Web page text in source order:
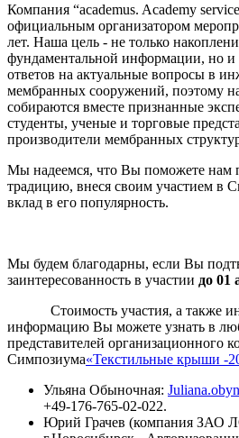
Компания “academus. Academy
официальным организатором
лет. Наша цель - не только
фундаментальной информации, но и
ответов на актуальные вопросы в
мембранных сооружений, поэтому
собираются вместе признанные
студенты, ученые и торговые
производители мембранных
Мы надеемся, что Вы поможете нам
традицию, внеся своим участием в
вклад в его популярность.
Мы будем благодарны, если Вы
заинтересованность в участии до 01
Стоимость участия, а также
информацию Вы можете узнать в
представителей организационного
Симпозиума«Текстильные крыши -
Ульяна Обыночная:
+49-176-765-02-022.
Юрий Грачев (компания